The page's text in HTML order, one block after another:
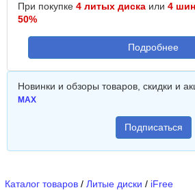
При покупке 4 литых диска или 4
50%
Подробнее
Новинки и обзоры товаров, скидки и
MAX
Подписаться
Каталог товаров / Литые диски / iFree